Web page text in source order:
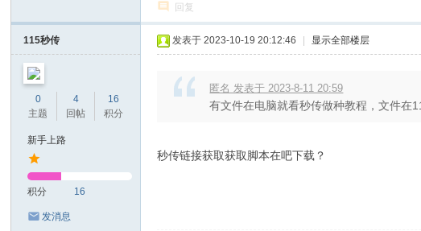
回复
115秒传
0
主题
4
回帖
16
积分
新手上路
积分 16
发消息
发表于 2023-10-19 20:12:46 显示全部楼层
匿名 发表于 2023-8-11 20:59
有文件在电脑就看秒传做种教程，文件在
秒传链接获取获取脚本在吧下载？